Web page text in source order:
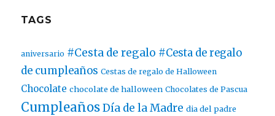
TAGS
aniversario #Cesta de regalo #Cesta de regalo
de cumpleaños Cestas de regalo de Halloween
Chocolate chocolate de halloween Chocolates de Pascua
Cumpleaños Día de la Madre dia del padre